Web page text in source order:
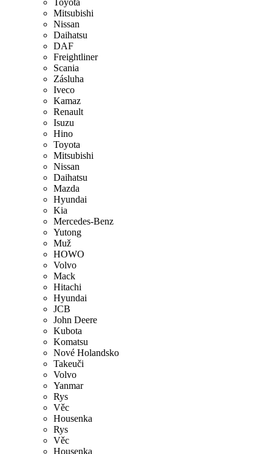
Toyota
Mitsubishi
Nissan
Daihatsu
DAF
Freightliner
Scania
Zásluha
Iveco
Kamaz
Renault
Isuzu
Hino
Toyota
Mitsubishi
Nissan
Daihatsu
Mazda
Hyundai
Kia
Mercedes-Benz
Yutong
Muž
HOWO
Volvo
Mack
Hitachi
Hyundai
JCB
John Deere
Kubota
Komatsu
Nové Holandsko
Takeuči
Volvo
Yanmar
Rys
Věc
Housenka
Rys
Věc
Housenka